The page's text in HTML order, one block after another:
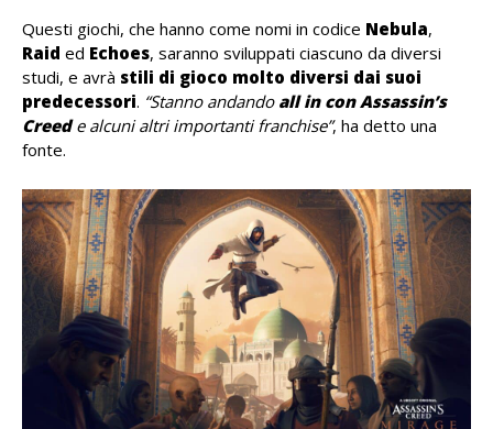
Questi giochi, che hanno come nomi in codice Nebula,
Raid ed Echoes, saranno sviluppati ciascuno da diversi
studi, e avrà stili di gioco molto diversi dai suoi
predecessori. “Stanno andandoall in con Assassin’s
Creede alcuni altri importanti franchise”, ha detto una
fonte.